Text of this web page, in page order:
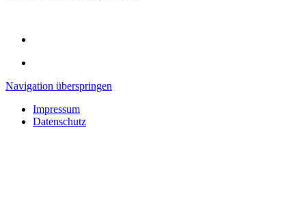
Navigation überspringen
Impressum
Datenschutz